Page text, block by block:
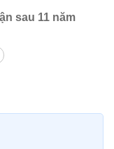
sau 11 năm